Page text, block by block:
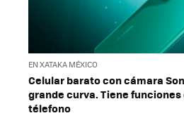
EN XATAKA MÉXICO
Celular barato con cámara
grande curva. Tiene funciones
télefono